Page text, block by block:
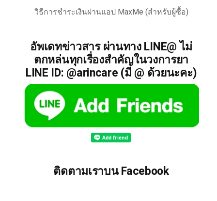
วิธีการชำระเงินผ่านแอป MaxMe (สำหรับผู้ซื้อ)
อัพเดทข่าวสาร ผ่านทาง LINE@ ไม่
ตกหล่นทุกเรื่องสำคัญในวงการยา
LINE ID: @arincare (มี @ ด้วยนะคะ)
ติดตามเราบน Facebook